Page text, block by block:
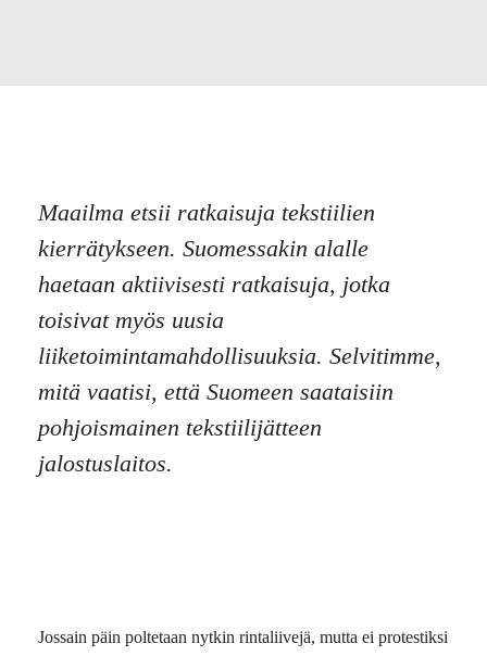
Maailma etsii ratkaisuja tekstiilien
kierrätykseen. Suomessakin alalle
haetaan aktiivisesti ratkaisuja, jotka
toisivat myös uusia
liiketoimintamahdollisuuksia. Selvitimme,
mitä vaatisi, että Suomeen saataisiin
pohjoismainen tekstiilijätteen
jalostuslaitos.
Jossain päin poltetaan nytkin rintaliivejä, mutta ei protestiksi